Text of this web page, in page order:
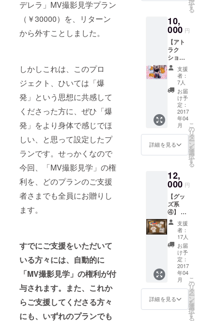
デレラ」MV撮影見学プラン
（￥30000）を、リターン
から外すことしました。
しかしこれは、このプロ
ジェクト、ひいては「爆
発」という思想に共感して
くださった方に、ぜひ「爆
発」をより身体で感じでほ
しい、と思って設定したプ
ランです。せっかくなので
今回、「MV撮影見学」の権
利を、どのプランのご支援
者さまでも全員にお贈りし
ます。
すでにご支援をいただいて
いる方々には、自動的に
「MV撮影見学」の権利が付
与されます。また、これか
らご支援してくださる方々
にも、いずれのプランでも
ONより全国
その後、デ
ビュー3ヶ月
でワンマン
ライブを
ソールドア
ウト、冬の
BAYCAMP20
Awesome
City
Club,Creepy
Nuts (R-指定
永),Wienners
,etc)、
WOOLY
SUMMIT(w/
大森靖
子,DAOKO,S
SUMMER,et
c)への出演な
ど既に多く
の期待が集
面から注目
記載 ・
IRE限
定‼︎さよ
ならぼ
くのシ
ンデレ
ラTシャ
ツ
（バッ
クスタ
イルは
春ねむ
りが手
書きで
支援者
様のお
名前を
記名し
す）
す
る
10,
000 円
【アト
ラク
ション
系
①-1】
春ねむ
りを囲
むお花
見‼︎ 春
ねむり
特製か
らあげ
付き♡
場所 :
東京
代々木
程 : 4月
2日
（日）
12時〜
18時 雨
天決行
※別途ご
自身の
飲食代
はかか
ります
支援
者：
7人
お届
け予
定：
2017
年04
月
詳細を見る
こ
の
リ
タ
ー
ン
を
選
択
す
る
12,
000 円
【グッ
ズ系
④】 ・
お礼の
お手紙
・春ね
むりス
テッ
カー（3
枚セッ
ト） ・
MVにお
名前を
クレ
ジット
記載 ・
支援
者：
17人
お届
け予
定：
2017
年04
月
詳細を見る
こ
の
リ
タ
ー
ン
を
選
択
す
る